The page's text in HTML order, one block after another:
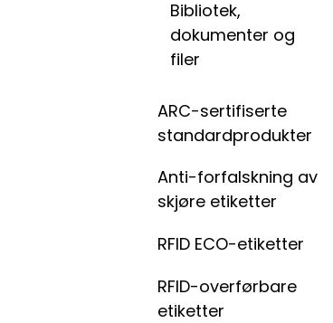
Bibliotek,
dokumenter og
filer
ARC-sertifiserte
standardprodukter
Anti-forfalskning av
skjøre etiketter
RFID ECO-etiketter
RFID-overførbare
etiketter